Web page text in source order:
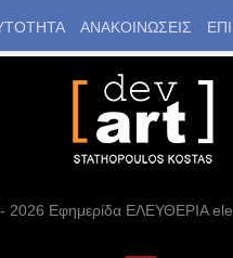
ΑΝΑΚΟΙΝΩΣΕΙΣ
2026 Εφημερίδα ΕΛΕΥΘΕΡΙΑ